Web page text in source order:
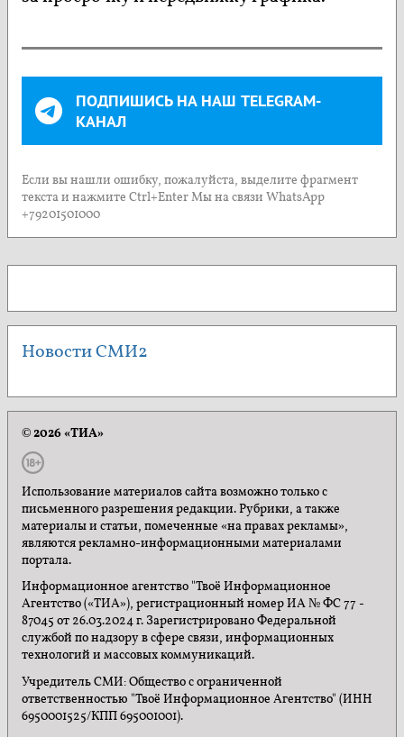
ПОДПИШИСЬ НА НАШ TELEGRAM-
КАНАЛ
Если вы нашли ошибку, пожалуйста, выделите фрагмент
текста и нажмите Ctrl+Enter Мы на связи WhatsApp
+79201501000
Новости СМИ2
© 2026 «ТИА»
Использование материалов сайта возможно только с
письменного разрешения редакции. Рубрики, а также
материалы и статьи, помеченные «на правах рекламы»,
являются рекламно-информационными материалами
портала.
Информационное агентство "Твоё Информационное
Агентство («ТИА»), регистрационный номер ИА № ФС 77 -
87045 от 26.03.2024 г. Зарегистрировано Федеральной
службой по надзору в сфере связи, информационных
технологий и массовых коммуникаций.
Учредитель СМИ: Общество с ограниченной
ответственностью "Твоё Информационное Агентство" (ИНН
6950001525/КПП 695001001).